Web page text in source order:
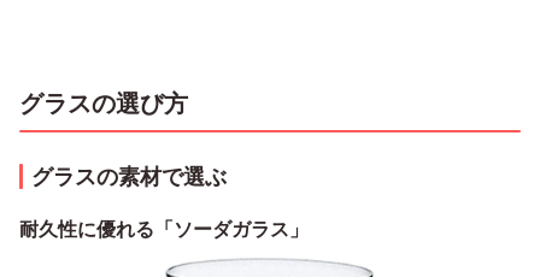
グラスの選び方
グラスの素材で選ぶ
耐久性に優れる「ソーダガラス」